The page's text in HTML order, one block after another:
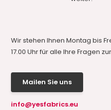
Wir stehen Ihnen Montag bis
17.00 Uhr für alle Ihre Fragen
Mailen Sie uns
info@yesfabrics.eu